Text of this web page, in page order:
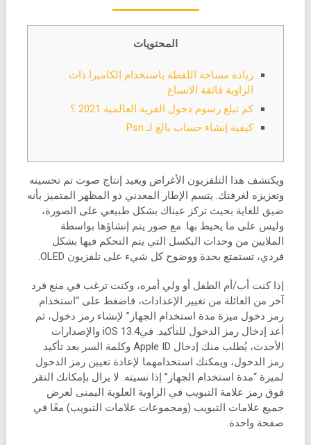
المحتويات
زيادة مساحة اللقطة باستخدام الكاميرا ذات
الزاوية فائقة الاتساع
كم تبلغ رسوم دخول القرية العالمية 2021 ؟
كيفية إنشاء حساب بالغ لـ Psn
ويكتشف هذا التلفزيون الأغراض ويعيد إنتاج صوت تم تحسينه
وتعزيزه لغرفتك. يتسم الإطار المعدني ذو المظهر المتميز بأنه
ضيق للغاية بحيث تركز عيناك بشكل طبيعي على الصورة،
وليس على ما يحيط بها. مع صور يتم إنشاؤها بواسطة
الملايين من وحدات البكسل التي يتم التحكم فيها بشكل
فردي، تستمتع بحدة ووضوح كل شيء على تلفزيون OLED.
إذا كنت أب/أم الطفل أو ولي أمره، وكنت ترغب في منع فرد
آخر من العائلة من تغيير الإعدادات، فاضغط على “استخدام
رمز دخول ميزة مدة استخدام الجهاز” لإنشاء رمز دخول، ثم
أعد إدخال رمز الدخول للتأكيد. فيiOS 13.4 والإصدارات
الأحدث، يُطلب منك إدخال Apple ID وكلمة السر بعد تأكيد
رمز الدخول، ويمكنك استخدامهما لإعادة تعيين رمز الدخول
لميزة “مدة استخدام الجهاز” إذا نسيته. لا يزال بإمكانك النقر
فوق رمز علامة التبويب في الزاوية العلوية اليمنى لعرض
جميع علامات التبويب (ومجموعات علامات التبويب) معًا في
صفحة واحدة.